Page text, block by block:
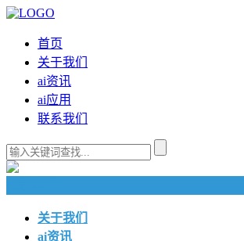
首页
关于我们
ai资讯
ai应用
联系我们
关于我们
ai资讯